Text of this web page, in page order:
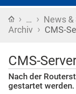
Startseite
› … › News
Archiv › CMS-
CMS-
Nach der
gestartet werden.